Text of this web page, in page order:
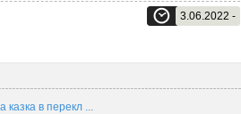
3.06.2022 -
в перекл ...